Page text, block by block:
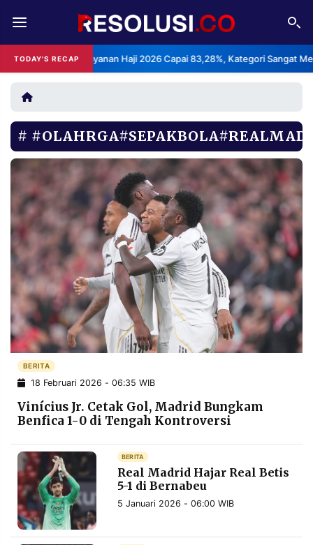
TODAY'S RECAP
Layanan Haji 2026 Capai 83,28%, Kategori Sangat Memuaskan.
REDAKSI TENTANG
RESOLUSI IKLAN
RUBRIKASI
EDITORIAL AKSARA
FINANSIA PERSONA
DAERAH NASIONAL
MANCA SPORT
INFORMASI
PRIVACY
POLICY
BERITA
WARGA
INFORMASI
IKLAN
KIRIM
PENGADUAN TERM
OF
SERVICE
IKUTI
KAMI
BERITA
18 Februari 2026 - 06:35 WIB
Vinícius Jr. Cetak Gol, Madrid Bungkam
Benfica 1-0 di Tengah Kontroversi
BERITA
Real Madrid Hajar Real Betis
5-1 di Bernabeu
5 Januari 2026 - 06:00 WIB